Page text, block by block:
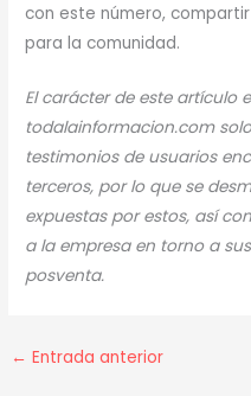
con este número,
para la comunidad.
El carácter de este artículo
todalainformacion.com
testimonios de usuarios
terceros, por lo que se
expuestas por estos, así
a la empresa en torno a
posventa.
← Entrada anterior